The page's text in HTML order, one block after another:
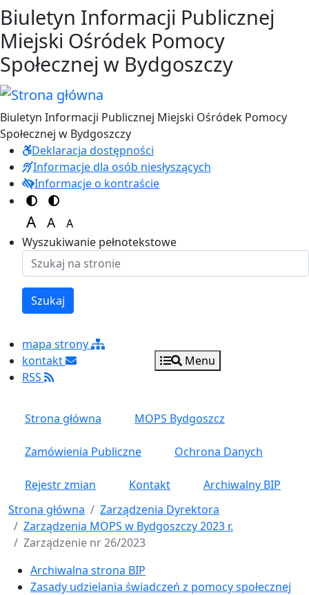
Przejdź do treści
Przejdź do menu
Biuletyn Informacji Publicznej
Miejski Ośródek Pomocy
Społecznej w Bydgoszczy
Biuletyn Informacji Publicznej Miejski Ośródek Pomocy
Społecznej w Bydgoszczy
Deklaracja dostępności
Informacje dla osób niesłyszących
Informacje o kontraście
Switch to color theme
Switch to high visibility theme
A
Set font size to 150%
A
Set font size to 125%
A
Set font size to 100%
Wyszukiwanie pełnotekstowe
Szukaj
mapa strony
kontakt
RSS
Menu
Strona główna MOPS Bydgoszcz
Zamówienia Publiczne Ochrona Danych
Rejestr zmian Kontakt
Archiwalny BIP
Strona główna
Zarządzenia Dyrektora
Zarządzenia MOPS w Bydgoszczy 2023 r.
Zarządzenie nr 26/2023
Menu główne pionowe
Archiwalna strona BIP
Zasady udzielania świadczeń z pomocy społecznej